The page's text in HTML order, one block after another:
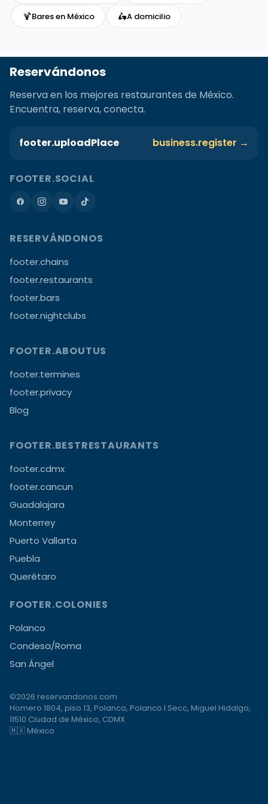
🍹Bares en México 🛵A domicilio
Reservándonos
Reserva en los mejores restaurantes de México.
Encuentra, reserva, conecta.
footer.uploadPlace business.register →
FOOTER.SOCIAL
RESERVÁNDONOS
footer.chains
footer.restaurants
footer.bars
footer.nightclubs
FOOTER.ABOUTUS
footer.termines
footer.privacy
Blog
FOOTER.BESTRESTAURANTS
footer.cdmx
footer.cancun
Guadalajara
Monterrey
Puerto Vallarta
Puebla
Querétaro
FOOTER.COLONIES
Polanco
Condesa/Roma
San Ángel
©2026 reservandonos.com
Homero 1804, piso 13, Polanco, Polanco I Secc, Miguel Hidalgo,
11510 Ciudad de México, CDMX
🇲🇽 México